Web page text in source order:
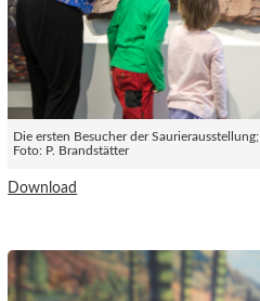
Die ersten Besucher der Saurierausstellung;
Foto: P. Brandstätter
Download